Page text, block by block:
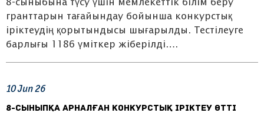
8-сыныбына түсу үшін мемлекеттік білім беру
гранттарын тағайындау бойынша конкурстық
іріктеудің қорытындысы шығарылды. Тестілеуге
барлығы 1186 үміткер жіберілді….
10Jun26
8-сыныпқа арналған конкурстық іріктеу өтті